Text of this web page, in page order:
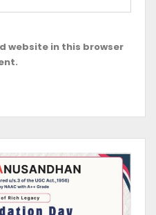
website in this browser